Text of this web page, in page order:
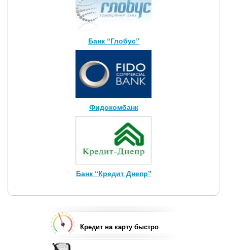
Банк “Глобус”
Фидокомбанк
Банк “Кредит Днепр”
Кредит на карту быстро